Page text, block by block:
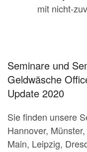
mit nicht-
Seminare und
Geldwäsche
Update 2020
Sie finden unsere
Hannover,
Main, Leipzig,